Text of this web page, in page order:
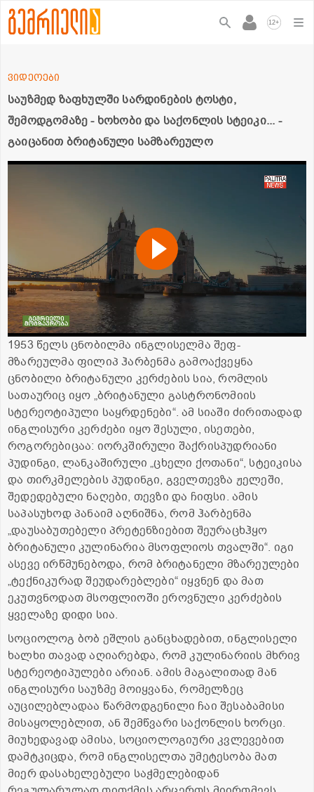
12+
საუზმედ ზაფხულში სარდინების ტოსტი,
შემოდგომაზე - ხოხობი და საქონლის სტეიკი... -
გაიცანით ბრიტანული სამზარეულო
ვიდეოები
1953 წელს ცნობილმა ინგლისელმა შეფ-
მზარეულმა ფილიპ ჰარბენმა გამოაქვეყნა
ცნობილი ბრიტანული კერძების სია, რომლის
სათაურიც იყო „ბრიტანული გასტრონომიის
სტერეოტიპული საყრდენები“. ამ სიაში ძირითადად
ინგლისური კერძები იყო შესული, ისეთები,
როგორებიცაა: იორკშირული შაქრისპუდრიანი
პუდინგი, ლანკაშირული „ცხელი ქოთანი“, სტეიკისა
და თირკმელების პუდინგი, გველთევზა ჟელეში,
შედედებული ნაღები, თევზი და ჩიფსი. ამის
საპასუხოდ პანაიმ აღნიშნა, რომ ჰარბენმა
„დაუსაბუთებელი პრეტენზიებით შეურაცხჰყო
ბრიტანული კულინარია მსოფლიოს თვალში“. იგი
ასევე ირწმუნებოდა, რომ ბრიტანელი მზარეულები
„ტექნიკურად შეუდარებლები“ იყვნენ და მათ
ეკუთვნოდათ მსოფლიოში ეროვნული კერძების
ყველაზე დიდი სია.
სოციოლოგ ბობ ეშლის განცხადებით, ინგლისელი
ხალხი თავად აღიარებდა, რომ კულინარიის მხრივ
სტერეოტიპულები არიან. ამის მაგალითად მან
ინგლისური საუზმე მოიყვანა, რომელზეც
აუცილებლადაა წარმოდგენილი ჩაი შესაბამისი
მისაყოლებლით, ან შემწვარი საქონლის ხორცი.
მიუხედავად ამისა, სოციოლოგიური კვლევებით
დამტკიცდა, რომ ინგლისელთა უმეტესობა მათ
მიერ დასახელებული საჭმელებიდან